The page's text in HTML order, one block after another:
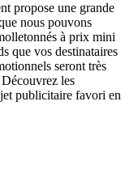
propose une grande
nous pouvons
à prix mini
que vos destinataires
seront très
les
publicitaire favori en